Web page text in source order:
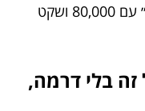
אמין עם 8,000 מאשר ״אגדה״ עם 80,000 ושקט
זה בלי דרמה,